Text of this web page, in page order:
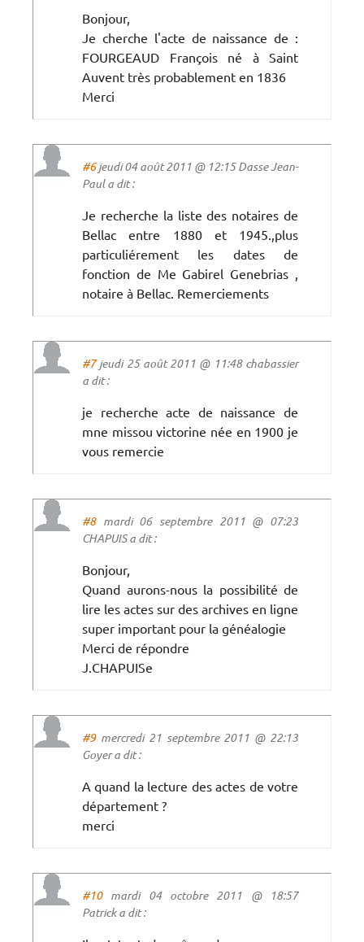
Bonjour,
Je cherche l'acte de naissance de :
FOURGEAUD François né à Saint
Auvent très probablement en 1836
Merci
#6jeudi 04 août 2011 @ 12:15 Dasse Jean-
Paul a dit :
Je recherche la liste des notaires de
Bellac entre 1880 et 1945.,plus
particuliérement les dates de
fonction de Me Gabirel Genebrias ,
notaire à Bellac. Remerciements
#7jeudi 25 août 2011 @ 11:48 chabassier
a dit :
je recherche acte de naissance de
mne missou victorine née en 1900 je
vous remercie
#8mardi 06 septembre 2011 @ 07:23
CHAPUIS a dit :
Bonjour,
Quand aurons-nous la possibilité de
lire les actes sur des archives en ligne
super important pour la généalogie
Merci de répondre
J.CHAPUISe
#9mercredi 21 septembre 2011 @ 22:13
Goyer a dit :
A quand la lecture des actes de votre
département ?
merci
#10mardi 04 octobre 2011 @ 18:57
Patrick a dit :